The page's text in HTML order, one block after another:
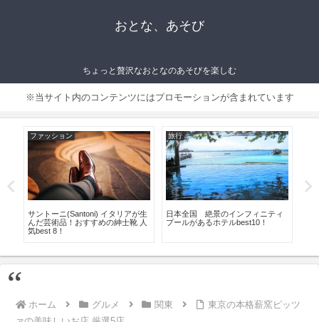
おとな、あそび
ちょっと贅沢なおとなのあそびを楽しむ
※当サイト内のコンテンツにはプロモーションが含まれています
ファッション
サントーニ(Santoni) イタリアが生
んだ芸術品！おすすめの紳士靴 人
気best 8！
旅行
日本全国 絶景のインフィニティ
プールがあるホテルbest10！
ホーム グルメ 関東
東京の本格薪窯ピッツ